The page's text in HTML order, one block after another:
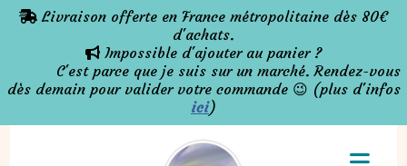
 Livraison offerte en France métropolitaine dès 80€
d'achats.
 Impossible d'ajouter au panier ?
C'est parce que je suis sur un marché. Rendez-vous
dès demain pour valider votre commande 😉 (plus d'infos
ici)
Panneau de gestion des cookies